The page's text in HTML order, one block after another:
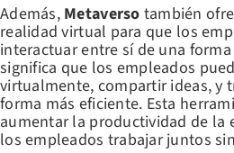
Además, Metaverso también
realidad virtual para que los
interactuar entre sí de una
significa que los empleados
virtualmente, compartir ideas, y
forma más eficiente. Esta
aumentar la productividad de la
los empleados trabajar juntos